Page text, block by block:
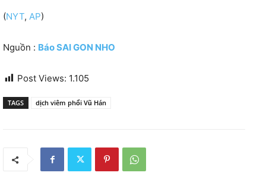
(NYT, AP)
Nguồn : Báo SAI GON NHO
Post Views: 1.105
TAGS dịch viêm phổi Vũ Hán